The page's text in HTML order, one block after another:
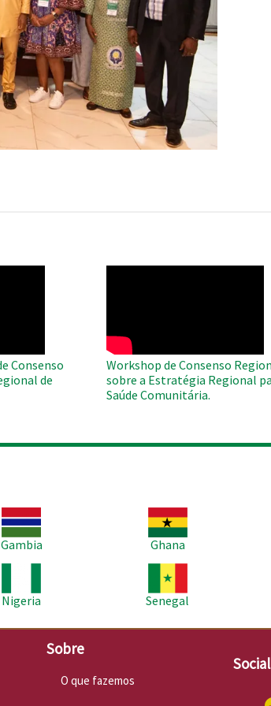
Consenso
de
Workshop de Consenso
sobre a Estratégia Regional
Saúde Comunitária.
Gambia
Imagem
Ghana
Nigeria
Senegal
Sobre
O que fazemos